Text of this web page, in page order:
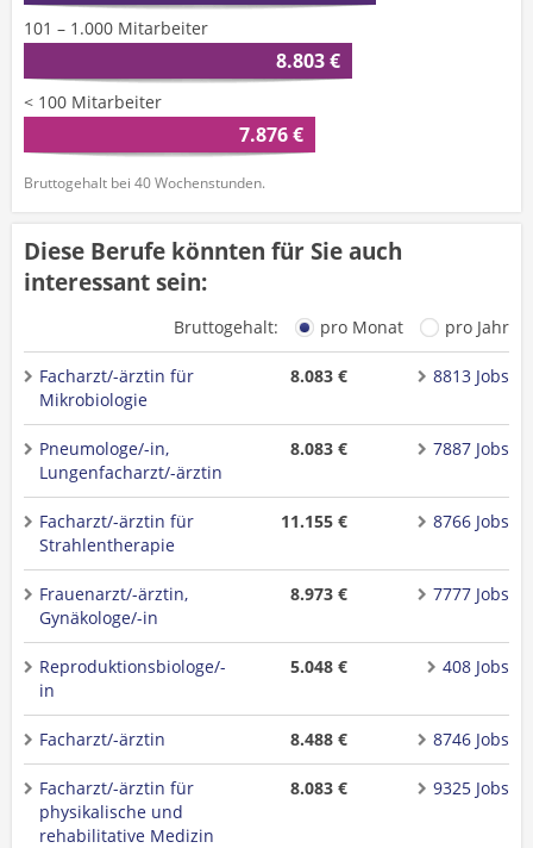
101 – 1.000 Mitarbeiter
8.803 €
< 100 Mitarbeiter
7.876 €
Bruttogehalt bei 40 Wochenstunden.
Diese Berufe könnten für Sie auch
interessant sein:
Bruttogehalt: pro Monat pro Jahr
Facharzt/-ärztin für
Mikrobiologie
8.083 € 8813 Jobs
Pneumologe/-in,
Lungenfacharzt/-ärztin
8.083 € 7887 Jobs
Facharzt/-ärztin für
Strahlentherapie
11.155 € 8766 Jobs
Frauenarzt/-ärztin,
Gynäkologe/-in
8.973 € 7777 Jobs
Reproduktionsbiologe/-
in
5.048 € 408 Jobs
Facharzt/-ärztin 8.488 € 8746 Jobs
Facharzt/-ärztin für
physikalische und
rehabilitative Medizin
8.083 € 9325 Jobs